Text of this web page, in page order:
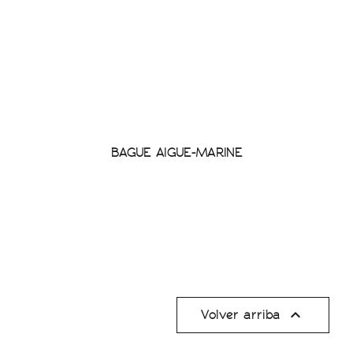
BAGUE AIGUE-MARINE
Volver arriba 